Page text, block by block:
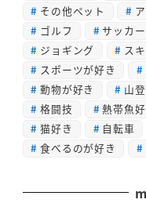
その他ペット
ゴルフ
サッカー
ジョギング
ス
スポーツが好き
動物が好き
山
格闘技
熱帯魚
猫好き
自転車
食べるのが好き